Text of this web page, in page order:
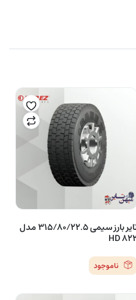
تایر بارز سیمی 315/80/22.5 مدل
HD
ناموجود